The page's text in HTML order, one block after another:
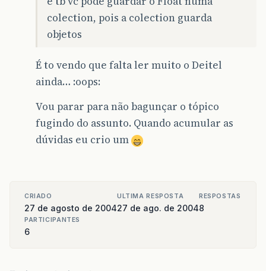
colection, pois a colection guarda
objetos
É to vendo que falta ler muito o Deitel
ainda… :oops:
Vou parar para não bagunçar o tópico
fugindo do assunto. Quando acumular as
dúvidas eu crio um
CRIADO
27 de agosto de 2004
ULTIMA RESPOSTA
27 de ago. de 2004
RESPOSTAS
8
PARTICIPANTES
6